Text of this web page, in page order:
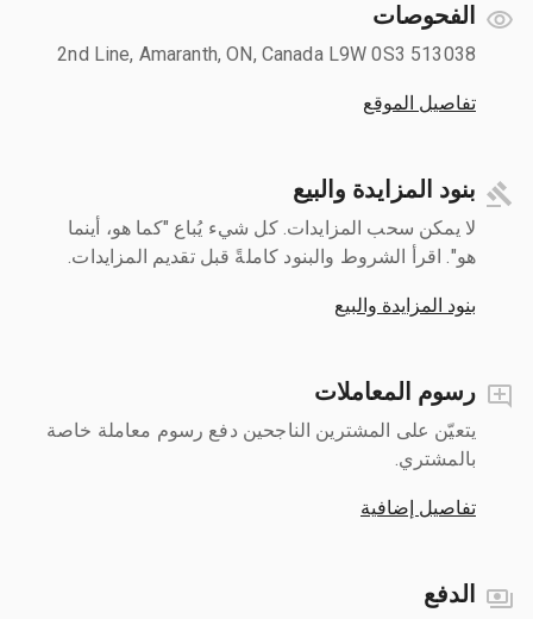
الفحوصات
513038 2nd Line, Amaranth, ON, Canada L9W 0S3
تفاصيل الموقع
بنود المزايدة والبيع
لا يمكن سحب المزايدات. كل شيء يُباع "كما هو، أينما
هو". اقرأ الشروط والبنود كاملةً قبل تقديم المزايدات.
بنود المزايدة والبيع
رسوم المعاملات
يتعيّن على المشترين الناجحين دفع رسوم معاملة خاصة
بالمشتري.
تفاصيل إضافية
الدفع